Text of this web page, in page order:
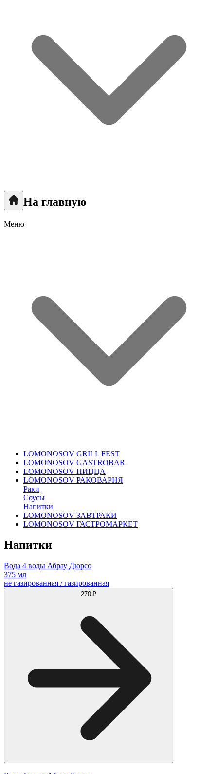
На главную
Меню
LOMONOSOV GRILL FEST
LOMONOSOV GASTROBAR
LOMONOSOV ПИЦЦА
LOMONOSOV РАКОВАРНЯ
Раки
Соусы
Напитки
LOMONOSOV ЗАВТРАКИ
LOMONOSOV ГАСТРОМАРКЕТ
Напитки
Вода 4 воды Абрау Дюрсо
375 мл
не газированная / газированная
270 ₽